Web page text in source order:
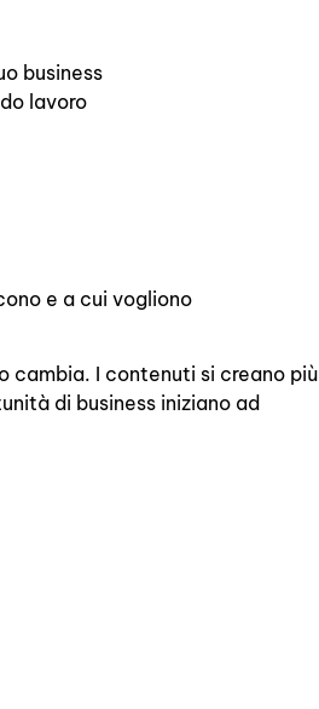
business
lavoro
e a cui vogliono
cambia. I contenuti si creano più
di business iniziano ad